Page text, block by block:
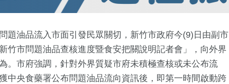
題油品流入市面引發民眾關切，新竹市政府今(9)日由副市
竹市問題油品查核進度暨食安把關說明記者會」，向外界
。市府強調，針對外界質疑市府未積極查核或未公布流
中央食藥署公布問題油品流向資訊後，即第一時間啟動跨